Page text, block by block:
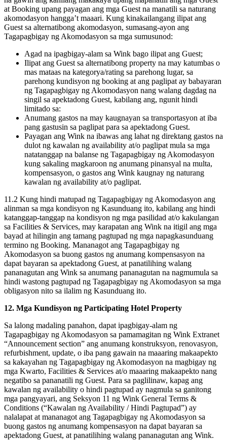
at Booking upang payagan ang mga Guest na manatili sa naturang
akomodasyon hangga’t maaari. Kung kinakailangang ilipat ang
Guest sa alternatibong akomodasyon, sumasang-ayon ang
Tagapagbigay ng Akomodasyon sa mga sumusunod:
Agad na ipagbigay-alam sa Wink bago ilipat ang Guest;
Ilipat ang Guest sa alternatibong property na may katumbas o
mas mataas na kategorya/rating sa parehong lugar, sa
parehong kundisyon ng booking at ang paglipat ay babayaran
ng Tagapagbigay ng Akomodasyon nang walang dagdag na
singil sa apektadong Guest, kabilang ang, ngunit hindi
limitado sa:
Anumang gastos na may kaugnayan sa transportasyon at iba
pang gastusin sa paglipat para sa apektadong Guest.
Payagan ang Wink na ibawas ang lahat ng direktang gastos na
dulot ng kawalan ng availability at/o paglipat mula sa mga
natatanggap na balanse ng Tagapagbigay ng Akomodasyon
kung sakaling magkaroon ng anumang pinansyal na multa,
kompensasyon, o gastos ang Wink kaugnay ng naturang
kawalan ng availability at/o paglipat.
11.2 Kung hindi matupad ng Tagapagbigay ng Akomodasyon ang
alinman sa mga kondisyon ng Kasunduang ito, kabilang ang hindi
katanggap-tanggap na kondisyon ng mga pasilidad at/o kakulangan
sa Facilities & Services, may karapatan ang Wink na itigil ang mga
bayad at hilingin ang tamang pagtupad ng mga napagkasunduang
termino ng Booking. Mananagot ang Tagapagbigay ng
Akomodasyon sa buong gastos ng anumang kompensasyon na
dapat bayaran sa apektadong Guest, at panatilihing walang
pananagutan ang Wink sa anumang pananagutan na nagmumula sa
hindi wastong pagtupad ng Tagapagbigay ng Akomodasyon sa mga
obligasyon nito sa ilalim ng Kasunduang ito.
12. Mga Kundisyon ng Participating Hotel Property
Sa lalong madaling panahon, dapat ipagbigay-alam ng
Tagapagbigay ng Akomodasyon sa pamamagitan ng Wink Extranet
“Announcement section” ang anumang konstruksyon, renovasyon,
refurbishment, update, o iba pang gawain na maaaring makaapekto
sa kakayahan ng Tagapagbigay ng Akomodasyon na magbigay ng
mga Kwarto, Facilities & Services at/o maaaring makaapekto nang
negatibo sa pananatili ng Guest. Para sa paglilinaw, kapag ang
kawalan ng availability o hindi pagtupad ay nagmula sa ganitong
mga pangyayari, ang Seksyon 11 ng Wink General Terms &
Conditions (“Kawalan ng Availability / Hindi Pagtupad”) ay
nalalapat at mananagot ang Tagapagbigay ng Akomodasyon sa
buong gastos ng anumang kompensasyon na dapat bayaran sa
apektadong Guest, at panatilihing walang pananagutan ang Wink.